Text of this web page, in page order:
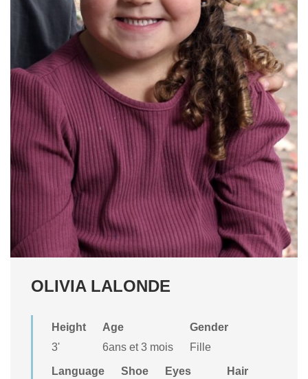
OLIVIA LALONDE
Height
3'
Age
6ans et 3 mois
Gender
Fille
Language
Shoe
Eyes
Hair